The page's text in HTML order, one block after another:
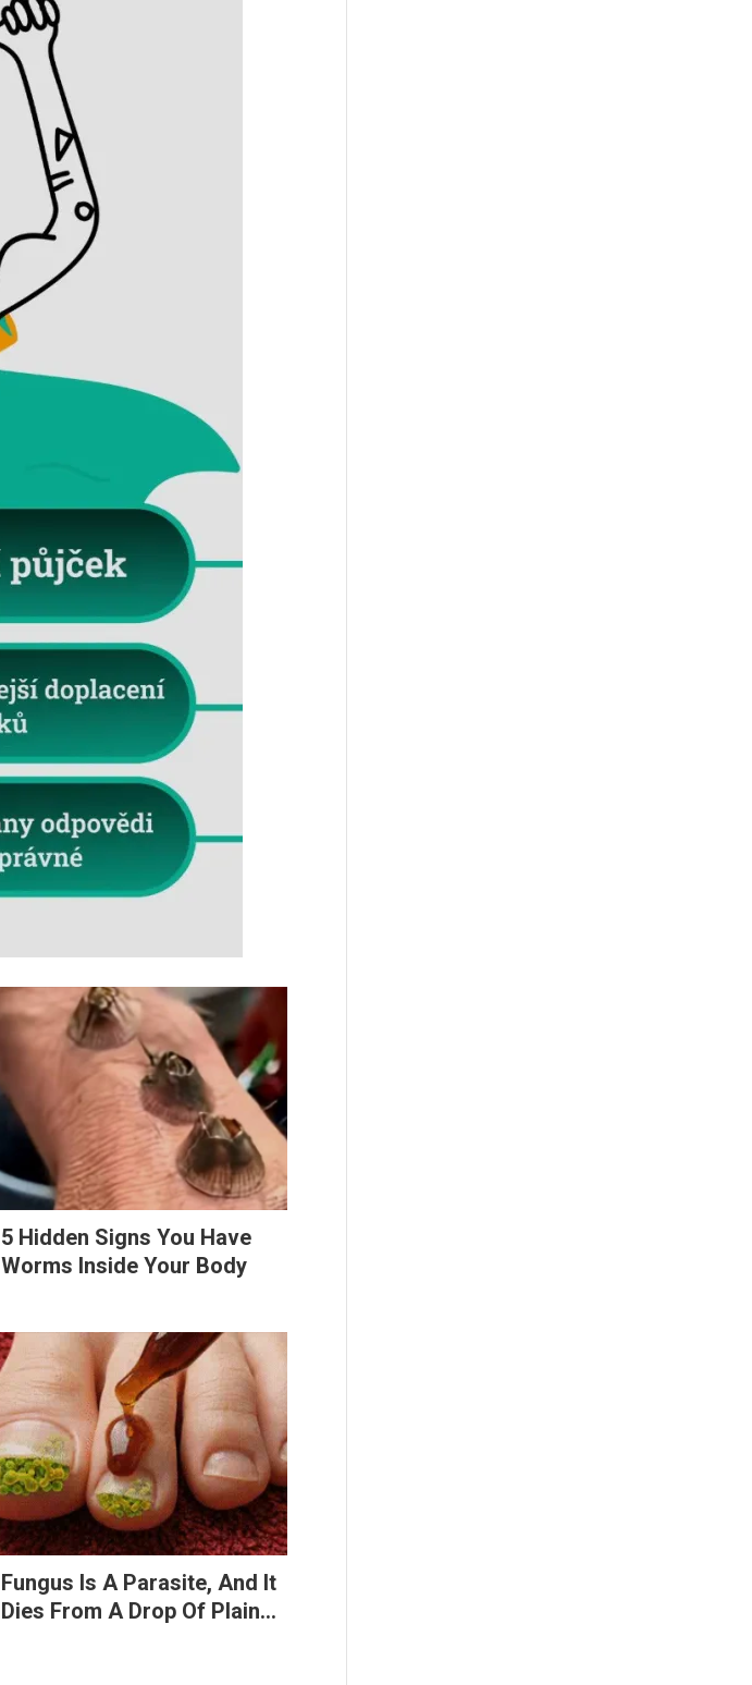
5 Hidden Signs You Have
Worms Inside Your Body
Fungus Is A Parasite, And It
Dies From A Drop Of Plain...